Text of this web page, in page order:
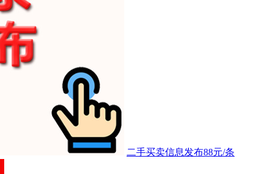
二手买卖信息发布88元/条